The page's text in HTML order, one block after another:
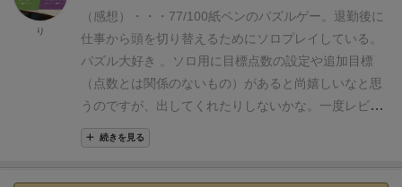
（感想）・・・77/100紙ペンのパズルゲー。 退勤後に
仕事から頭を切り替えるためにソロプレイしている。
パズル大好き 。
ソロ用に目標点数の設定や追加目標
（点数とは関係のないもの）があると尚嬉しいなと思
うのですが、出してくれたりしないかな。 一度レビュ
ーしてから「いや、もっと好きだな…」と思ったため
レーティング上げました。
デザイン→☆★★★ 8/10■コンポーネントとビジュ
続きを見る
り